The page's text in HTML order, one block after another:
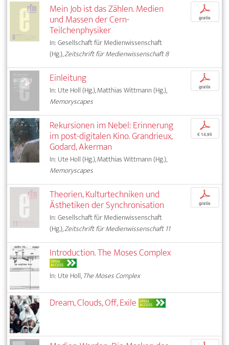
Mein Job ist das Zählen. Medien
und Massen der Cern-
Teilchenphysiker
In: Gesellschaft für Medienwissenschaft
(Hg.),Zeitschrift für Medienwissenschaft 8
p
gratis
Einleitung
In: Ute Holl (Hg.), Matthias Wittmann (Hg.),
Memoryscapes
p
gratis
Rekursionen im Nebel: Erinnerung
im post-digitalen Kino. Grandrieux,
Godard, Akerman
In: Ute Holl (Hg.), Matthias Wittmann (Hg.),
Memoryscapes
p
€ 14,95
Theorien, Kulturtechniken und
Ästhetiken der Synchronisation
In: Gesellschaft für Medienwissenschaft
(Hg.),Zeitschrift für Medienwissenschaft 11
p
gratis
Introduction. The Moses Complex
OPEN
ACCESS
In: Ute Holl,The Moses Complex
Dream, Clouds, Off, Exile OPEN
ACCESS